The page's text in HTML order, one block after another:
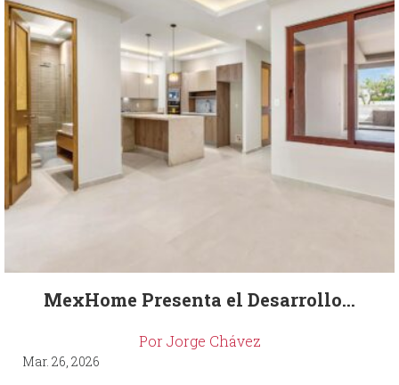
MexHome Presenta el Desarrollo...
Por Jorge Chávez
Mar. 26, 2026